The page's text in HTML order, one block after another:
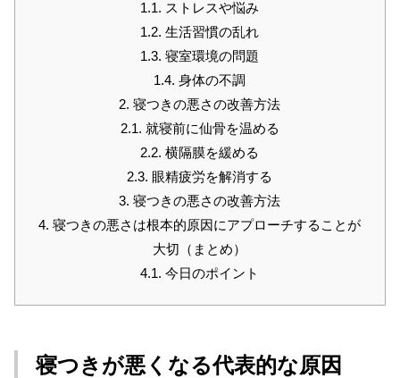
1.1. ストレスや悩み
1.2. 生活習慣の乱れ
1.3. 寝室環境の問題
1.4. 身体の不調
2. 寝つきの悪さの改善方法
2.1. 就寝前に仙骨を温める
2.2. 横隔膜を緩める
2.3. 眼精疲労を解消する
3. 寝つきの悪さの改善方法
4. 寝つきの悪さは根本的原因にアプローチすることが
大切（まとめ）
4.1. 今日のポイント
寝つきが悪くなる代表的な原因